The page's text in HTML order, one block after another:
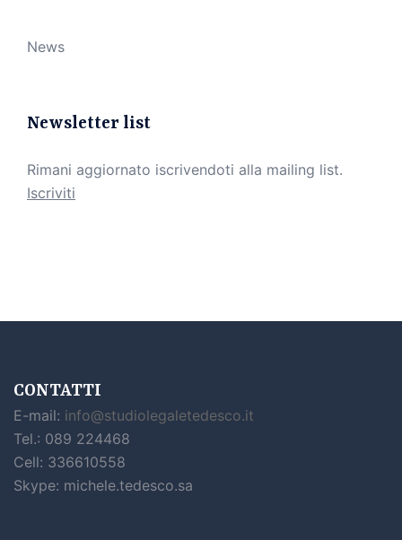
News
Newsletter list
Rimani aggiornato iscrivendoti alla mailing list.
Iscriviti
CONTATTI
E-mail: info@studiolegaletedesco.it
Tel.: 089 224468
Cell: 336610558
Skype: michele.tedesco.sa